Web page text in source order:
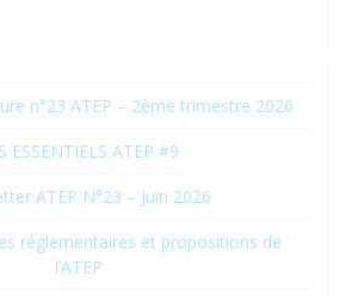
n°23 ATEP – 2ème trimestre 2026
ESSENTIELS ATEP #9
ATEP N°23 – Juin 2026
réglementaires et propositions de
l’ATEP